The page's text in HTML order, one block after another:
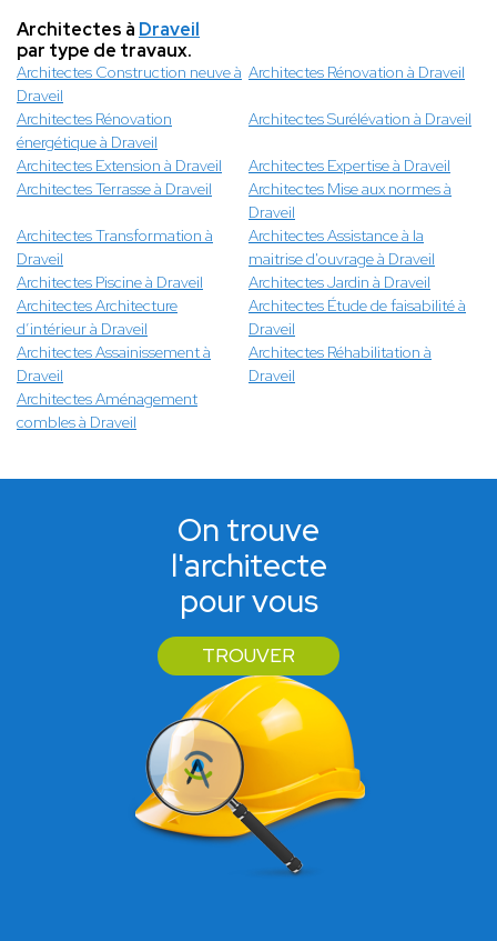
Architectes à Draveil
par type de travaux.
Architectes Construction neuve à
Draveil
Architectes Rénovation à Draveil
Architectes Rénovation
énergétique à Draveil
Architectes Surélévation à Draveil
Architectes Extension à Draveil
Architectes Expertise à Draveil
Architectes Terrasse à Draveil
Architectes Mise aux normes à
Draveil
Architectes Transformation à
Draveil
Architectes Assistance à la
maitrise d'ouvrage à Draveil
Architectes Piscine à Draveil
Architectes Jardin à Draveil
Architectes Architecture
d’intérieur à Draveil
Architectes Étude de faisabilité à
Draveil
Architectes Assainissement à
Draveil
Architectes Réhabilitation à
Draveil
Architectes Aménagement
combles à Draveil
On trouve
l'architecte
pour vous
TROUVER